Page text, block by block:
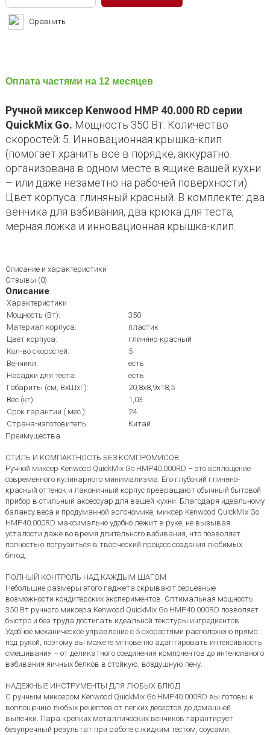
Сравнить
Оплата частями на 12 месяцев
Ручной миксер Kenwood HMP 40.000 RD серии
QuickMix Go. Мощность 350 Вт. Количество
скоростей: 5. Инновационная крышка-клип
(помогает хранить все в порядке, аккуратно
организована в одном месте в ящике вашей кухни
– или даже незаметно на рабочей поверхности).
Цвет корпуса: глиняный красный. В комплекте: два
венчика для взбивания, два крюка для теста,
мерная ложка и инновационная крышка-клип.
Описание и характеристики
Отзывы (0)
Описание
Характеристики
Мощность (Вт):
350
Материал корпуса:
пластик
Цвет корпуса:
глиняно-красный
Кол-во скоростей:
5
Венчики:
есть
Насадки для теста:
есть
Габариты (см, ВхШхГ):
20,8x8,9x18,5
Вес (кг):
1,03
Срок гарантии ( мес.):
24
Страна-изготовитель:
Китай
Преимущества
СТИЛЬ И КОМПАКТНОСТЬ БЕЗ КОМПРОМИСОВ
Ручной миксер Kenwood QuickMix Go HMP40.000RD – это воплощение
современного кулинарного минимализма. Его глубокий глиняно-
красный оттенок и лаконичный корпус превращают обычный бытовой
прибор в стильный аксессуар для вашей кухни. Благодаря идеальному
балансу веса и продуманной эргономике, миксер Kenwood QuickMix Go
HMP40.000RD максимально удобно лежит в руке, не вызывая
усталости даже во время длительного взбивания, что позволяет
полностью погрузиться в творческий процесс создания любимых
блюд.
ПОЛНЫЙ КОНТРОЛЬ НАД КАЖДЫМ ШАГОМ
Небольшие размеры этого гаджета скрывают серьезные
возможности кондитерских экспериментов. Оптимальная мощность
350 Вт ручного миксера Kenwood QuickMix Go HMP40.000RD позволяет
быстро и без труда достигать идеальной текстуры ингредиентов.
Удобное механическое управление с 5 скоростями расположено прямо
под рукой, поэтому вы можете мгновенно адаптировать интенсивность
смешивания – от деликатного соединения компонентов до интенсивного
взбивания яичных белков в стойкую, воздушную пену.
НАДЕЖНЫЕ ИНСТРУМЕНТЫ ДЛЯ ЛЮБЫХ БЛЮД
С ручным миксером Kenwood QuickMix Go HMP40.000RD вы готовы к
воплощению любых рецептов от легких десертов до домашней
выпечки. Пара крепких металлических венчиков гарантирует
безупречный результат при работе с жидким тестом, соусами,